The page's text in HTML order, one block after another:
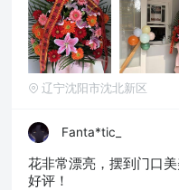
辽宁沈阳市沈北新区
Fanta*tic_
花非常漂亮，摆到门口
好评！